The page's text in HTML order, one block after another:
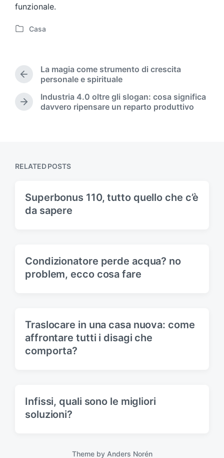
funzionale.
P
e
n
Casa
P
e
v
o
:
La magia come strumento di crescita
personale e spirituale
N
s
Industria 4.0 oltre gli slogan: cosa significa
davvero ripensare un reparto produttivo
RELATED POSTS
Superbonus 110, tutto quello che c’è
da sapere
Condizionatore perde acqua? no
problem, ecco cosa fare
Traslocare in una casa nuova: come
affrontare tutti i disagi che
comporta?
Infissi, quali sono le migliori
soluzioni?
Theme by Anders Norén